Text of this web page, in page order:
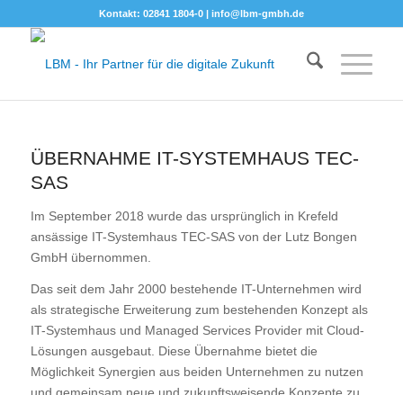
Kontakt: 02841 1804-0 | info@lbm-gmbh.de
ÜBERNAHME IT-SYSTEMHAUS TEC-
SAS
Im September 2018 wurde das ursprünglich in Krefeld
ansässige IT-Systemhaus TEC-SAS von der Lutz Bongen
GmbH übernommen.
Das seit dem Jahr 2000 bestehende IT-Unternehmen wird
als strategische Erweiterung zum bestehenden Konzept als
IT-Systemhaus und Managed Services Provider mit Cloud-
Lösungen ausgebaut. Diese Übernahme bietet die
Möglichkeit Synergien aus beiden Unternehmen zu nutzen
und gemeinsam neue und zukunftsweisende Konzepte zu